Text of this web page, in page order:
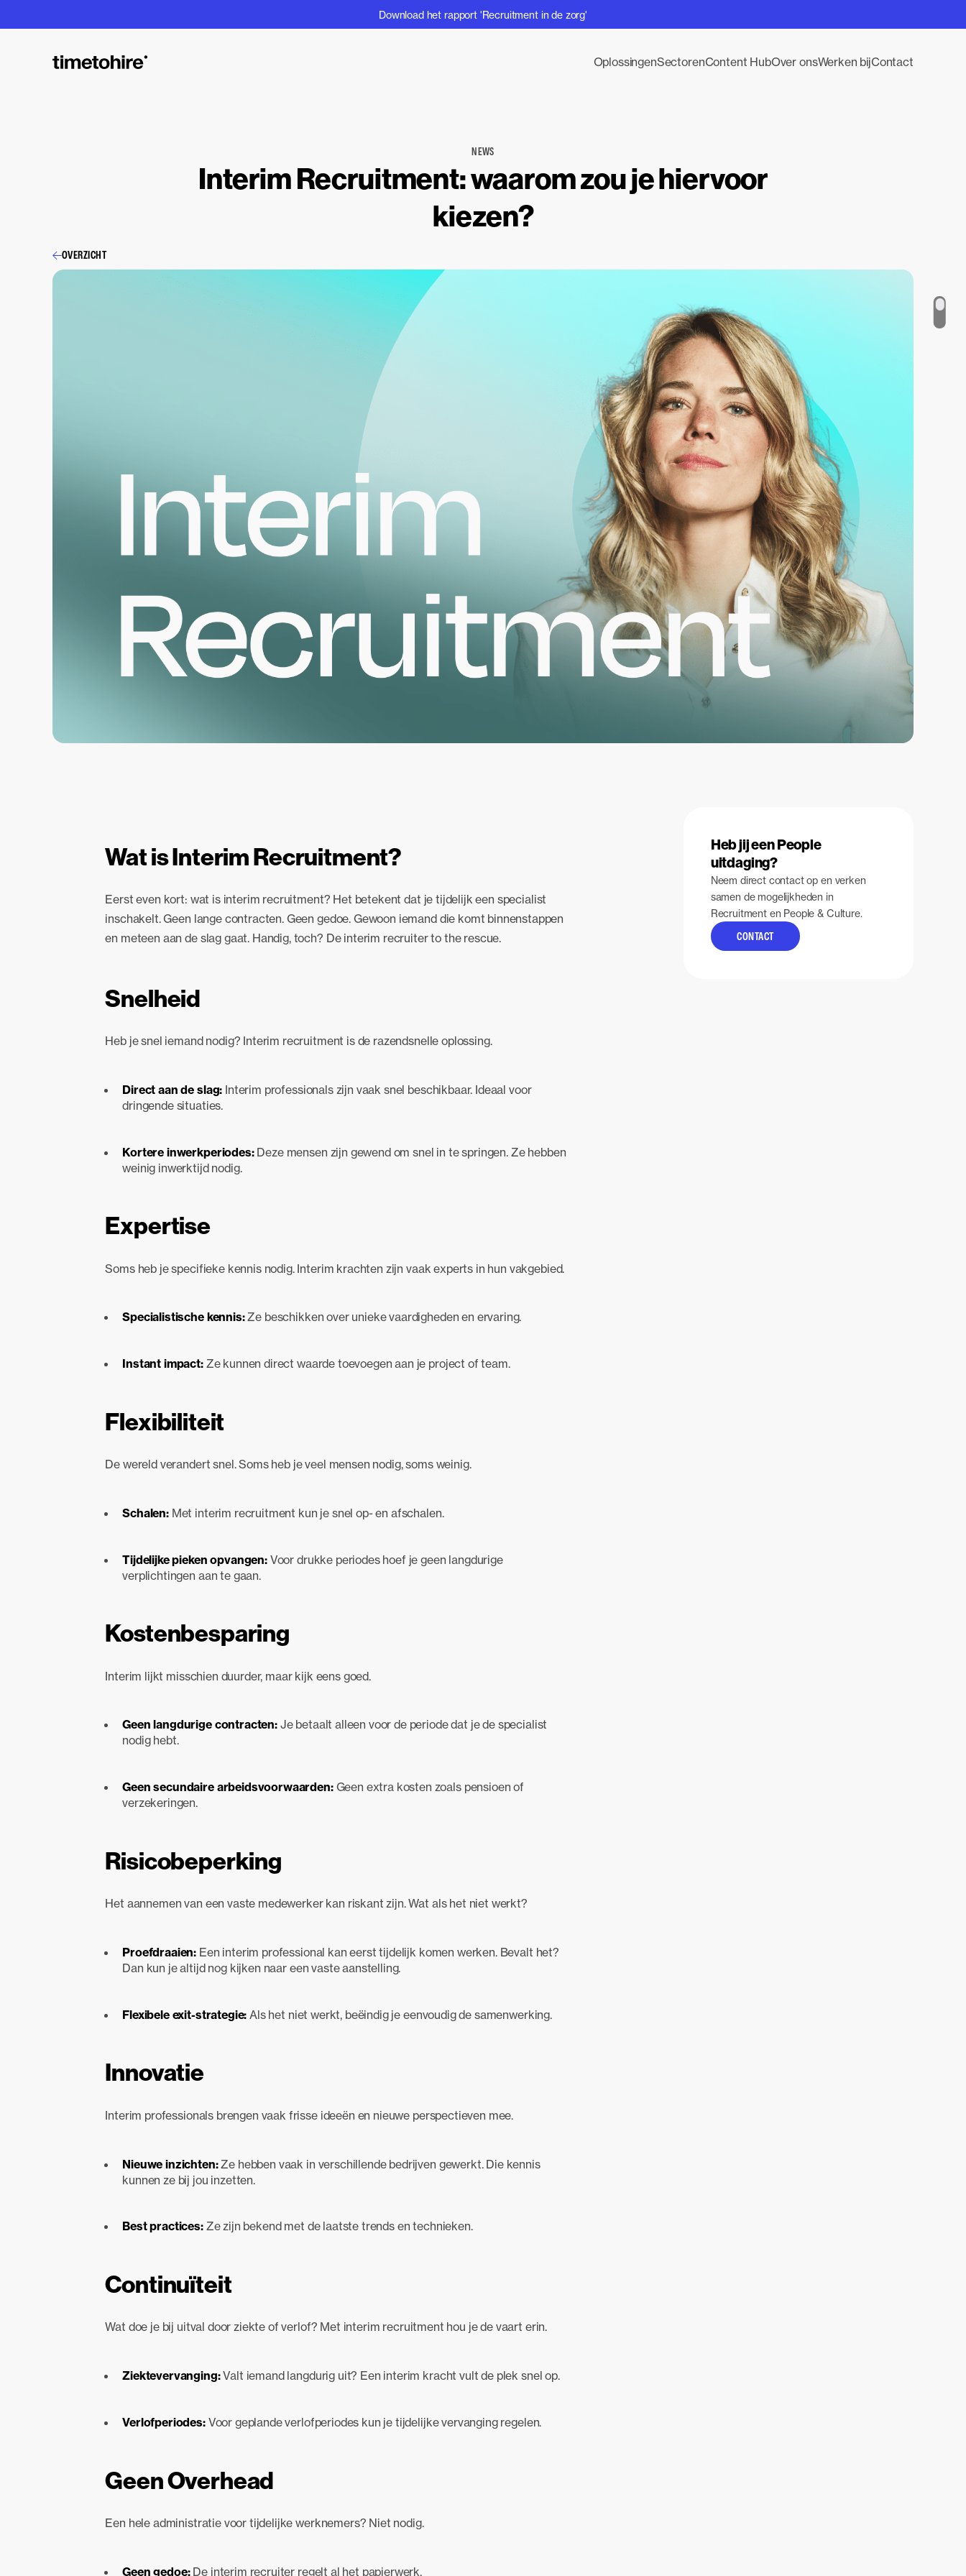
Download het rapport 'Recruitment in de zorg'
OplossingenSectorenContent HubOver onsWerken bijContact
OVERZICHT
NEWS
Interim Recruitment: waarom zou je hiervoor
kiezen?
Wat is Interim Recruitment?
Eerst even kort: wat is interim recruitment? Het betekent dat je tijdelijk een specialist
inschakelt. Geen lange contracten. Geen gedoe. Gewoon iemand die komt binnenstappen
en meteen aan de slag gaat. Handig, toch? De interim recruiter to the rescue.
Snelheid
Heb je snel iemand nodig? Interim recruitment is de razendsnelle oplossing.
Direct aan de slag: Interim professionals zijn vaak snel beschikbaar. Ideaal voor
dringende situaties.
Kortere inwerkperiodes:Deze mensen zijn gewend om snel in te springen. Ze hebben
weinig inwerktijd nodig.
Expertise
Soms heb je specifieke kennis nodig. Interim krachten zijn vaak experts in hun vakgebied.
Specialistische kennis:Ze beschikken over unieke vaardigheden en ervaring.
Instant impact: Ze kunnen direct waarde toevoegen aan je project of team.
Flexibiliteit
De wereld verandert snel. Soms heb je veel mensen nodig, soms weinig.
Schalen:Met interim recruitment kun je snel op- en afschalen.
Tijdelijke pieken opvangen:Voor drukke periodes hoef je geen langdurige
verplichtingen aan te gaan.
Kostenbesparing
Interim lijkt misschien duurder, maar kijk eens goed.
Geen langdurige contracten:Je betaalt alleen voor de periode dat je de specialist
nodig hebt.
Geen secundaire arbeidsvoorwaarden: Geen extra kosten zoals pensioen of
verzekeringen.
Risicobeperking
Het aannemen van een vaste medewerker kan riskant zijn. Wat als het niet werkt?
Proefdraaien: Een interim professional kan eerst tijdelijk komen werken. Bevalt het?
Dan kun je altijd nog kijken naar een vaste aanstelling.
Flexibele exit-strategie:Als het niet werkt, beëindig je eenvoudig de samenwerking.
Innovatie
Interim professionals brengen vaak frisse ideeën en nieuwe perspectieven mee.
Nieuwe inzichten:Ze hebben vaak in verschillende bedrijven gewerkt. Die kennis
kunnen ze bij jou inzetten.
Best practices: Ze zijn bekend met de laatste trends en technieken.
Continuïteit
Wat doe je bij uitval door ziekte of verlof? Met interim recruitment hou je de vaart erin.
Ziektevervanging:Valt iemand langdurig uit? Een interim kracht vult de plek snel op.
Verlofperiodes:Voor geplande verlofperiodes kun je tijdelijke vervanging regelen.
Geen Overhead
Een hele administratie voor tijdelijke werknemers? Niet nodig.
Geen gedoe:De interim recruiter regelt al het papierwerk.
Heb jij een People
uitdaging?
Neem direct contact op en verken
samen de mogelijkheden in
Recruitment en People & Culture.
CONTACT